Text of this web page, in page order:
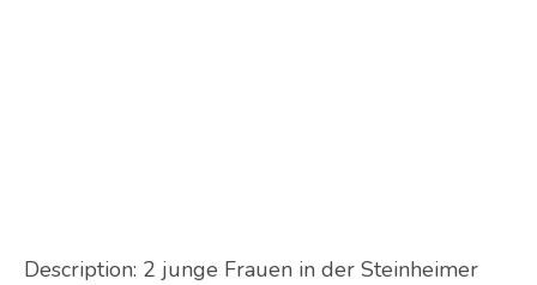
Description: 2 junge Frauen in der Steinheimer